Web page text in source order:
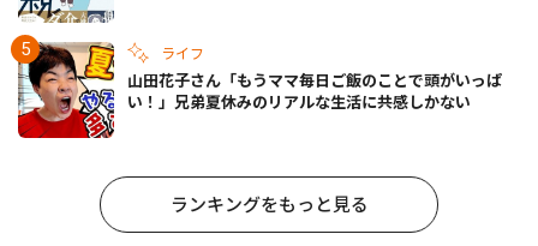
ライフ
山田花子さん「もうママ毎日ご飯のことで頭がいっぱ
い！」兄弟夏休みのリアルな生活に共感しかない
ランキングをもっと見る